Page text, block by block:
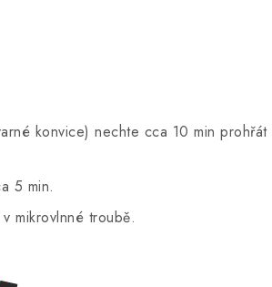
konvice) nechte cca 10 min
5 min.
mikrovlnné troubě.